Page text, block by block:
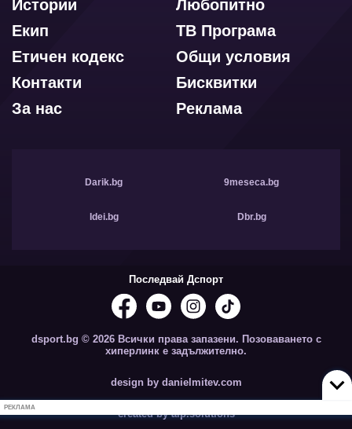
Любопитно
Истории
ТВ Програма
Екип
Общи условия
Етичен кодекс
Бисквитки
Контакти
Реклама
За нас
Darik.bg 9meseca.bg
Idei.bg Dbr.bg
Последвай Дспорт
dsport.bg © 2026 Всички права запазени. Позоваването с
хиперлинк е задължително.
design by danielmitev.com
created by aip.solutions
РЕКЛАМА